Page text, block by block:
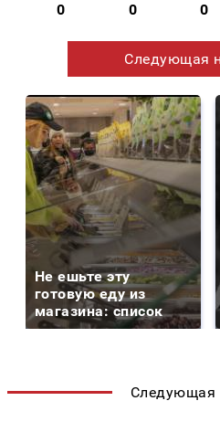
0 0 0
Следующая
Не ешьте эту
готовую еду из
магазина: список
Следующая